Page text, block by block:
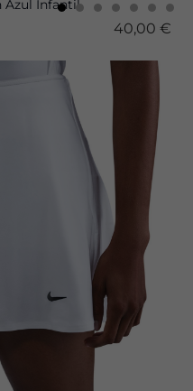
Azul Infantil
40,00 €